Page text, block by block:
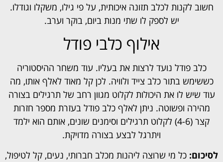
חשוב לקנות לכלב תזונה איכותית, על פי גילו, משקלו וגודלו.
יש לספק לו שתי מנות ביום, בוקר וערב.
אילוף כלבי פודל
כלב פודל נועד לרצות את בעליו. עוד משחר ההיסטוריה
כששימש בתור כלב צייד ולוויה. לכן קל מאוד לאלף אותו, מה
עוד שיש לו את היכולות לקלוט מגוון רחב של תרגילים בצורה
מהירה ופשוטה. ניתן לאלף כלב פודל בעזרת מספר חזרות
קצר (4-6) לקלוט תרגילים וסימנים שונים, אותם הוא ילמד
ויתרגל לבצע בצורה מדויקת.
לסיכום: כל מי שרוצה ליהנות מכלב חברותי, נעים, קל לטיפול,